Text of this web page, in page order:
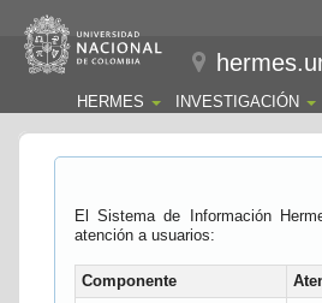
HERMES INVESTIGACIÓN
El Sistema de Información
atención a usuarios:
Componente